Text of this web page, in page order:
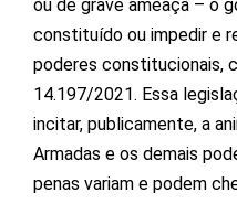
ou de grave ameaça – o
constituído ou impedir e
poderes constitucionais,
14.197/2021. Essa
incitar, publicamente, a
Armadas e os demais
penas variam e podem